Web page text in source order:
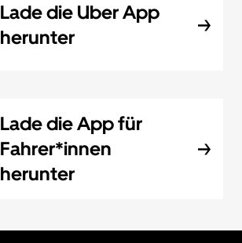
Lade die Uber App
herunter
Lade die App für
Fahrer*innen
herunter